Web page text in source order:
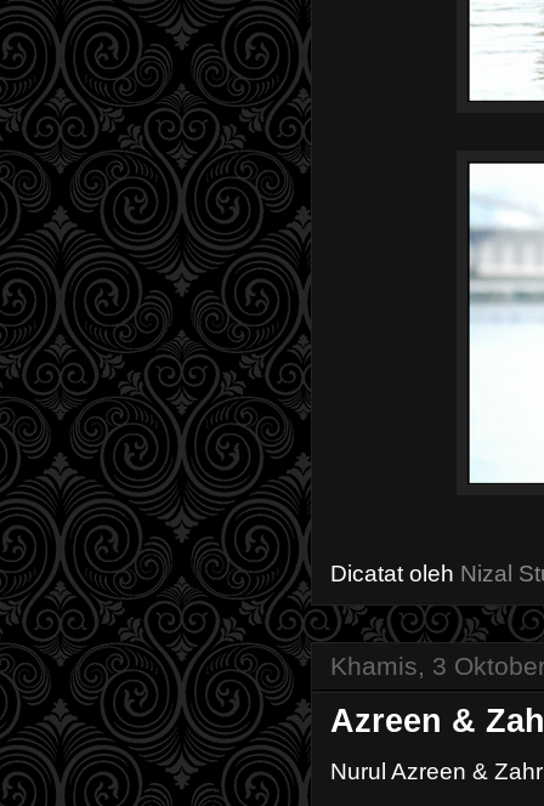
Dicatat oleh Nizal
Khamis, 3
Azreen &
Nurul Azreen &